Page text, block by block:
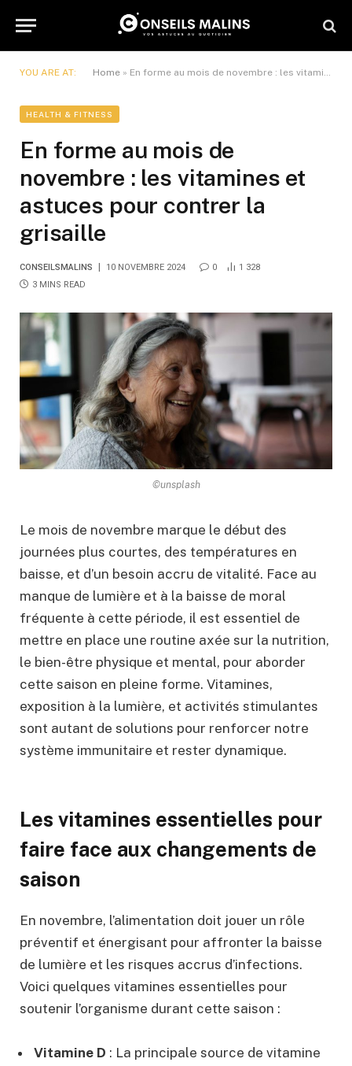
YOU ARE AT: Home » En forme au mois de novembre : les vitamines et astuces pour contrer la grisaille
HEALTH & FITNESS
En forme au mois de
novembre : les vitamines et
astuces pour contrer la
grisaille
CONSEILSMALINS 10 NOVEMBRE 2024 0
1 328
3 MINS READ
©unsplash
Le mois de novembre marque le début des
journées plus courtes, des températures en
baisse, et d’un besoin accru de vitalité. Face au
manque de lumière et à la baisse de moral
fréquente à cette période, il est essentiel de
mettre en place une routine axée sur la nutrition,
le bien-être physique et mental, pour aborder
cette saison en pleine forme. Vitamines,
exposition à la lumière, et activités stimulantes
sont autant de solutions pour renforcer notre
système immunitaire et rester dynamique.
Les vitamines essentielles pour
faire face aux changements de
saison
En novembre, l’alimentation doit jouer un rôle
préventif et énergisant pour affronter la baisse
de lumière et les risques accrus d’infections.
Voici quelques vitamines essentielles pour
soutenir l’organisme durant cette saison :
Vitamine D : La principale source de vitamine